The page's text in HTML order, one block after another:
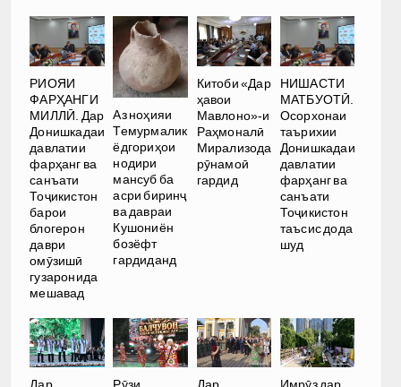
РИОЯИ
ФАРҲАНГИ
МИЛЛӢ. Дар
Донишкадаи
давлатии
фарҳанг ва
санъати
Тоҷикистон
барои
блогерон
даври
омӯзишӣ
гузаронида
мешавад
Аз ноҳияи
Темурмалик
ёдгориҳои
нодири
мансуб ба
асри биринҷ
ва давраи
Кушониён
бозёфт
гардиданд
Китоби «Дар
ҳавои
Мавлоно»-и
Раҳмоналӣ
Мирализода
рӯнамоӣ
гардид
НИШАСТИ
МАТБУОТӢ.
Осорхонаи
таърихии
Донишкадаи
давлатии
фарҳанг ва
санъати
Тоҷикистон
таъсис дода
шуд